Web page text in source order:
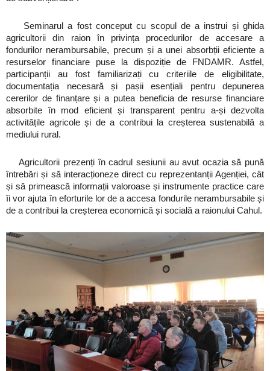
Seminarul a fost conceput cu scopul de a instrui și ghida
agricultorii din raion în privința procedurilor de accesare a
fondurilor nerambursabile, precum și a unei absorbții eficiente a
resurselor financiare puse la dispoziție de FNDAMR. Astfel,
participanții au fost familiarizați cu criteriile de eligibilitate,
documentația necesară și pașii esențiali pentru depunerea
cererilor de finanțare și a putea beneficia de resurse financiare
absorbite în mod eficient și transparent pentru a-și dezvolta
activitățile agricole și de a contribui la creșterea sustenabilă a
mediului rural.
Agricultorii prezenți în cadrul sesiunii au avut ocazia să pună
întrebări și să interacționeze direct cu reprezentanții Agenției, cât
și să primească informații valoroase și instrumente practice care
îi vor ajuta în eforturile lor de a accesa fondurile nerambursabile și
de a contribui la creșterea economică și socială a raionului Cahul.